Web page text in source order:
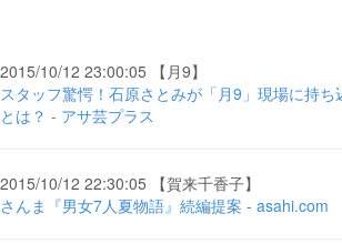
2015/10/12 23:00:05 【月9】
スタッフ驚愕！石原さとみが「月9」現場に持
とは？ - アサ芸プラス
2015/10/12 22:30:05 【賀来千香子】
さんま『男女7人夏物語』続編提案 - asahi.com